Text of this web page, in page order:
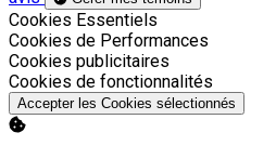
Activer
Cookies Essentiels
Activer
Cookies de Performances
Activer
Cookies publicitaires
Activer
Cookies de fonctionnalités
Accepter les Cookies sélectionnés